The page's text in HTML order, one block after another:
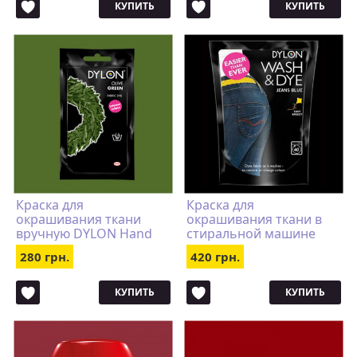
КУПИТЬ КУПИТЬ
Краска для
окрашивания ткани
вручную DYLON Hand
Use Olive Green
280 грн.
КУПИТЬ
Краска для
окрашивания ткани в
стиральной машине
DYLON Wash & Dye Jeans
Blue
420 грн.
КУПИТЬ